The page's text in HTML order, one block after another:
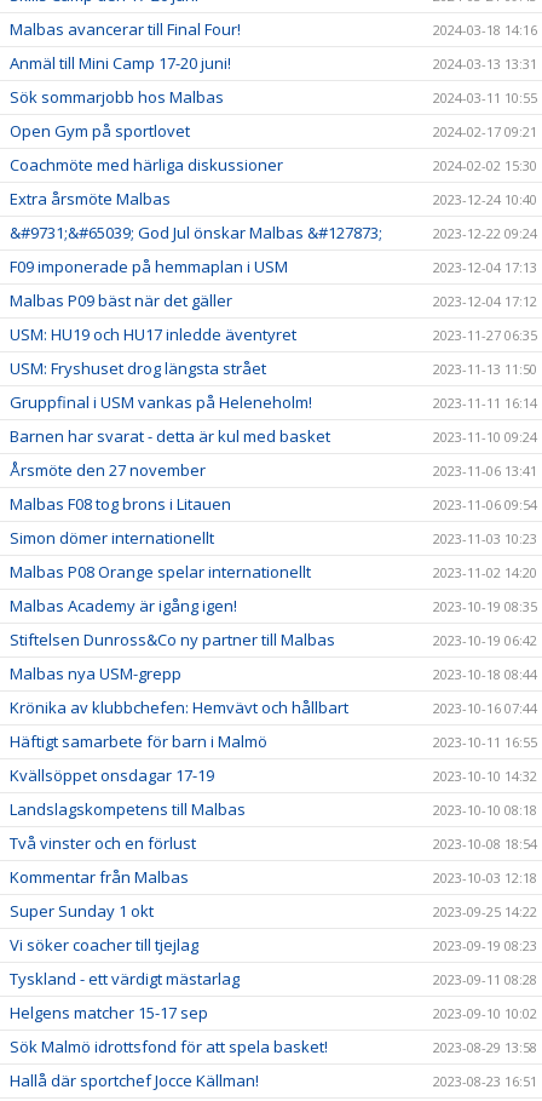
Malbas avancerar till Final Four! 2024-03-18 14:16
Anmäl till Mini Camp 17-20 juni! 2024-03-13 13:31
Sök sommarjobb hos Malbas 2024-03-11 10:55
Open Gym på sportlovet 2024-02-17 09:21
Coachmöte med härliga diskussioner 2024-02-02 15:30
Extra årsmöte Malbas 2023-12-24 10:40
&#9731;&#65039; God Jul önskar Malbas &#127873; 2023-12-22 09:24
F09 imponerade på hemmaplan i USM 2023-12-04 17:13
Malbas P09 bäst när det gäller 2023-12-04 17:12
USM: HU19 och HU17 inledde äventyret 2023-11-27 06:35
USM: Fryshuset drog längsta strået 2023-11-13 11:50
Gruppfinal i USM vankas på Heleneholm! 2023-11-11 16:14
Barnen har svarat - detta är kul med basket 2023-11-10 09:24
Årsmöte den 27 november 2023-11-06 13:41
Malbas F08 tog brons i Litauen 2023-11-06 09:54
Simon dömer internationellt 2023-11-03 10:23
Malbas P08 Orange spelar internationellt 2023-11-02 14:20
Malbas Academy är igång igen! 2023-10-19 08:35
Stiftelsen Dunross&Co ny partner till Malbas 2023-10-19 06:42
Malbas nya USM-grepp 2023-10-18 08:44
Krönika av klubbchefen: Hemvävt och hållbart 2023-10-16 07:44
Häftigt samarbete för barn i Malmö 2023-10-11 16:55
Kvällsöppet onsdagar 17-19 2023-10-10 14:32
Landslagskompetens till Malbas 2023-10-10 08:18
Två vinster och en förlust 2023-10-08 18:54
Kommentar från Malbas 2023-10-03 12:18
Super Sunday 1 okt 2023-09-25 14:22
Vi söker coacher till tjejlag 2023-09-19 08:23
Tyskland - ett värdigt mästarlag 2023-09-11 08:28
Helgens matcher 15-17 sep 2023-09-10 10:02
Sök Malmö idrottsfond för att spela basket! 2023-08-29 13:58
Hallå där sportchef Jocce Källman! 2023-08-23 16:51